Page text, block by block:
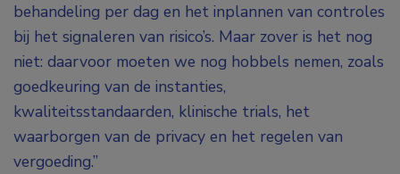
behandeling per dag en het inplannen van controles
bij het signaleren van risico’s. Maar zover is het nog
niet: daarvoor moeten we nog hobbels nemen, zoals
goedkeuring van de instanties,
kwaliteitsstandaarden, klinische trials, het
waarborgen van de privacy en het regelen van
vergoeding.”